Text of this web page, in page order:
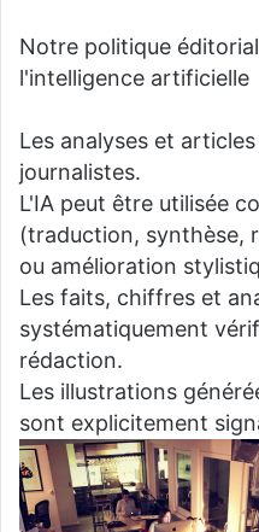
Notre politique
l'intelligence artificielle
Les analyses et
journalistes.
L'IA peut être utilisée
(traduction, synthèse,
ou amélioration
Les faits, chiffres et
systématiquement
rédaction.
Les illustrations
sont explicitement